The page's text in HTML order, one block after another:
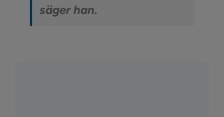
säger han.